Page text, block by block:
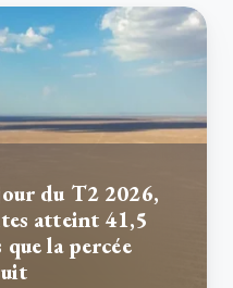
du T2 2026,
atteint 41,5
la percée